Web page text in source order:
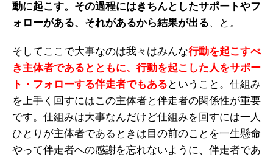
動に起こす。その過程にはきちんとしたサポートやフ
ォローがある、それがあるから結果が出る、と。
そしてここで大事なのは我々はみんな行動を起こすべ
き主体者であるとともに、行動を起こした人をサポー
ト・フォローする伴走者でもある ということ。仕組み
を上手く回すにはこの主体者と伴走者の関係性が重要
です。仕組みは大事なんだけど仕組みを回すには一人
ひとりが主体者であるときは目の前のことを一生懸命
やって伴走者への感謝を忘れないように、伴走者であ